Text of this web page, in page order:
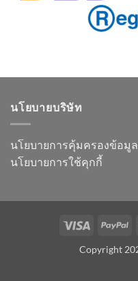
นโยบายบริษัท
นโยบายการคุ้มครองข้อมู
นโยบายการใช้คุกกี้
Visa
Copyright